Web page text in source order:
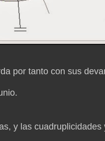
por tanto con sus
y las cuadruplicidades